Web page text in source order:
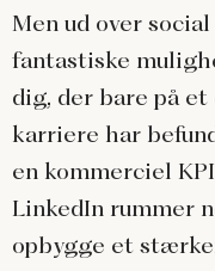
Men ud over
fantastiske
dig, der bare på
karriere har
en kommerciel
LinkedIn rummer
opbygge et